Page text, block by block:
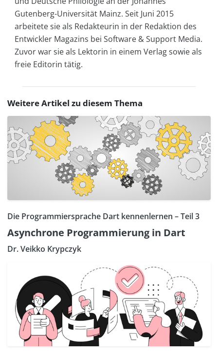
Gutenberg-Universität Mainz. Seit Juni 2015
arbeitete sie als Redakteurin in der Redaktion des
Entwickler Magazins bei Software & Support Media.
Zuvor war sie als Lektorin in einem Verlag sowie als
freie Editorin tätig.
Weitere Artikel zu diesem Thema
Die Programmiersprache Dart kennenlernen – Teil 3
Asynchrone Programmierung in Dart
Dr. Veikko Krypczyk